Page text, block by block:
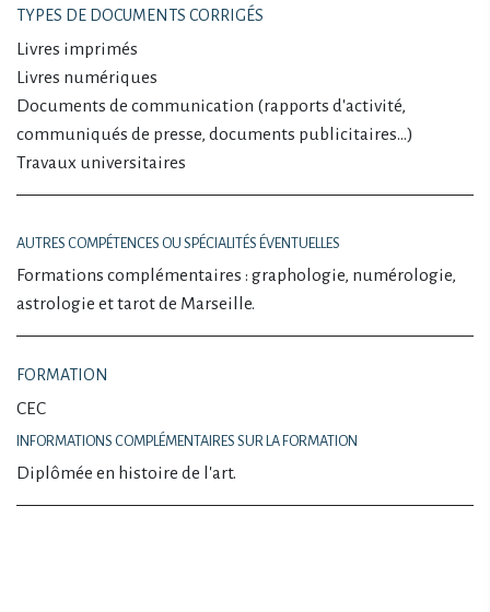
TYPES DE DOCUMENTS CORRIGÉS
Livres imprimés
Livres numériques
Documents de communication (rapports d'activité,
communiqués de presse, documents publicitaires…)
Travaux universitaires
AUTRES COMPÉTENCES OU SPÉCIALITÉS ÉVENTUELLES
Formations complémentaires : graphologie, numérologie,
astrologie et tarot de Marseille.
FORMATION
CEC
INFORMATIONS COMPLÉMENTAIRES SUR LA FORMATION
Diplômée en histoire de l'art.